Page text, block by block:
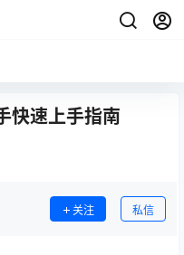
快速上手指南
关注 私信